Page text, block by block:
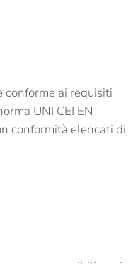
conforme ai requisiti
UNI CEI EN
conformità elencati di